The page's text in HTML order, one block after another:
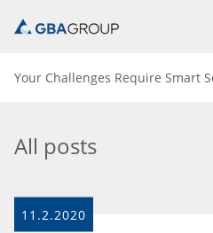
Your Challenges Require Smart
All posts
11.2.2020